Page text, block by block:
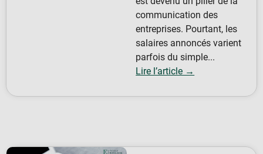
communication des
entreprises. Pourtant, les
salaires annoncés varient
parfois du simple...
Lire l’article →